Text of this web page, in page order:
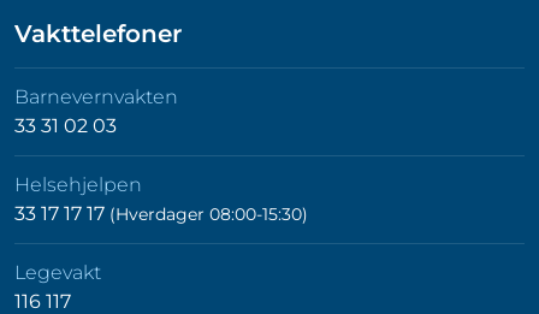
Vakttelefoner
Barnevernvakten
33 31 02 03
Helsehjelpen
33 17 17 17 (Hverdager 08:00-15:30)
Legevakt
116 117